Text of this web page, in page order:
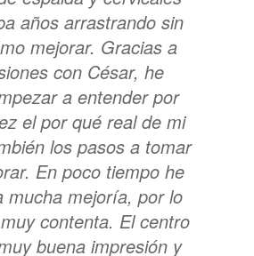
años arrastrando sin
mejorar. Gracias a
con César, he
a entender por
el por qué real de mi
los pasos a tomar
En poco tiempo he
mucha mejoría, por lo
contenta. El centro
buena impresión y